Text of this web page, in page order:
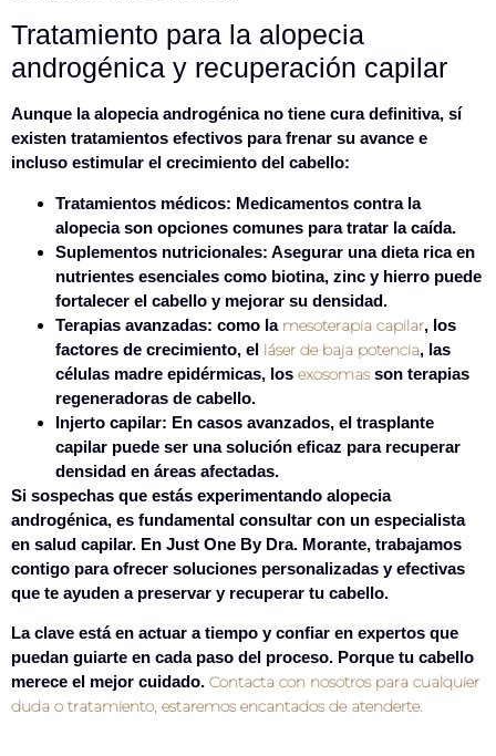
Tratamiento para la alopecia
androgénica y recuperación capilar
Aunque la alopecia androgénica no tiene cura definitiva, sí
existen tratamientos efectivos para frenar su avance e
incluso estimular el crecimiento del cabello:
Tratamientos médicos: Medicamentos contra la
alopecia son opciones comunes para tratar la caída.
Suplementos nutricionales: Asegurar una dieta rica en
nutrientes esenciales como biotina, zinc y hierro puede
fortalecer el cabello y mejorar su densidad.
Terapias avanzadas: como la mesoterapia capilar, los
factores de crecimiento, el láser de baja potencia, las
células madre epidérmicas, los exosomas son terapias
regeneradoras de cabello.
Injerto capilar: En casos avanzados, el trasplante
capilar puede ser una solución eficaz para recuperar
densidad en áreas afectadas.
Si sospechas que estás experimentando alopecia
androgénica, es fundamental consultar con un especialista
en salud capilar. En Just One By Dra. Morante, trabajamos
contigo para ofrecer soluciones personalizadas y efectivas
que te ayuden a preservar y recuperar tu cabello.
La clave está en actuar a tiempo y confiar en expertos que
puedan guiarte en cada paso del proceso. Porque tu cabello
merece el mejor cuidado. Contacta con nosotros para cualquier
duda o tratamiento, estaremos encantados de atenderte.